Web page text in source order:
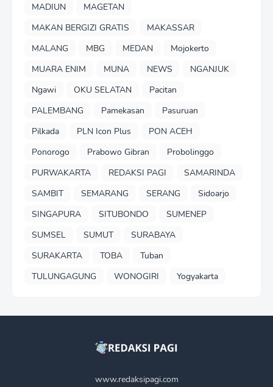
MADIUN
MAGETAN
MAKAN BERGIZI GRATIS
MAKASSAR
MALANG
MBG MEDAN
Mojokerto
MUARA ENIM
MUNA NEWS
NGANJUK
Ngawi
OKU SELATAN
Pacitan
PALEMBANG
Pamekasan
Pasuruan
Pilkada
PLN Icon Plus
PON ACEH
Ponorogo
Prabowo Gibran
Probolinggo
PURWAKARTA
REDAKSI PAGI
SAMARINDA
SAMBIT
SEMARANG SERANG
Sidoarjo
SINGAPURA
SITUBONDO
SUMENEP
SUMSEL
SUMUT
SURABAYA
SURAKARTA
TOBA
Tuban
TULUNGAGUNG
WONOGIRI Yogyakarta
www.redaksipagi.com